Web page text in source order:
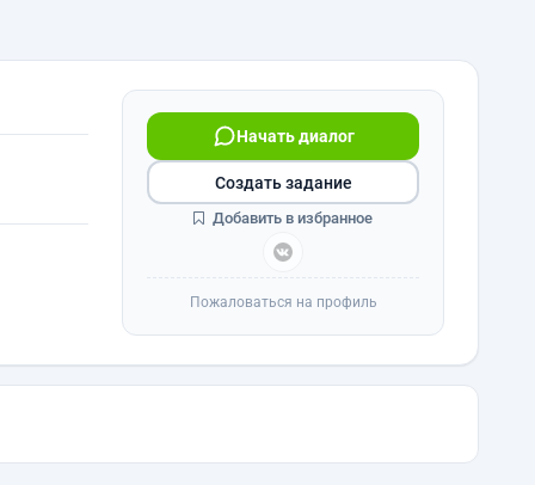
Начать диалог
Создать задание
Добавить в избранное
Пожаловаться на профиль